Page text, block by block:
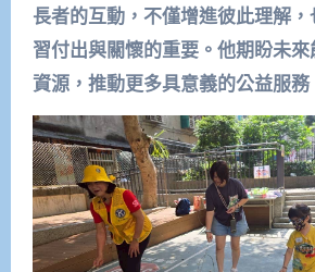
長者的互動，不僅增進彼此理解
習付出與關懷的重要。他期盼未
資源，推動更多具意義的公益服務